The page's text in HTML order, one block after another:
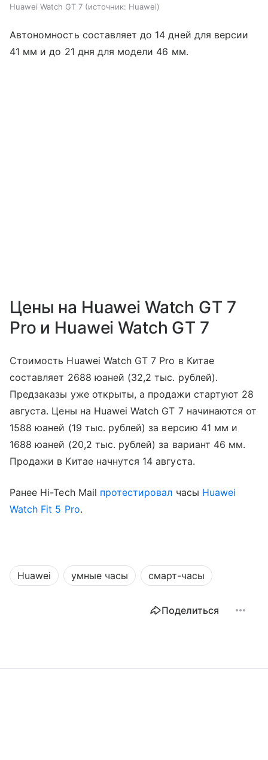
Huawei Watch GT 7 источник: Huawei
Автономность составляет до 14 дней для версии
41 мм и до 21 дня для модели 46 мм.
Цены на Huawei Watch GT 7
Pro и Huawei Watch GT 7
Стоимость Huawei Watch GT 7 Pro в Китае
составляет 2688 юаней (32,2 тыс. рублей).
Предзаказы уже открыты, а продажи стартуют 28
августа. Цены на Huawei Watch GT 7 начинаются от
1588 юаней (19 тыс. рублей) за версию 41 мм и
1688 юаней (20,2 тыс. рублей) за вариант 46 мм.
Продажи в Китае начнутся 14 августа.
Ранее Hi-Tech Mail протестировал часы Huawei
Watch Fit 5 Pro.
Huawei умные часы смарт-часы
Поделиться